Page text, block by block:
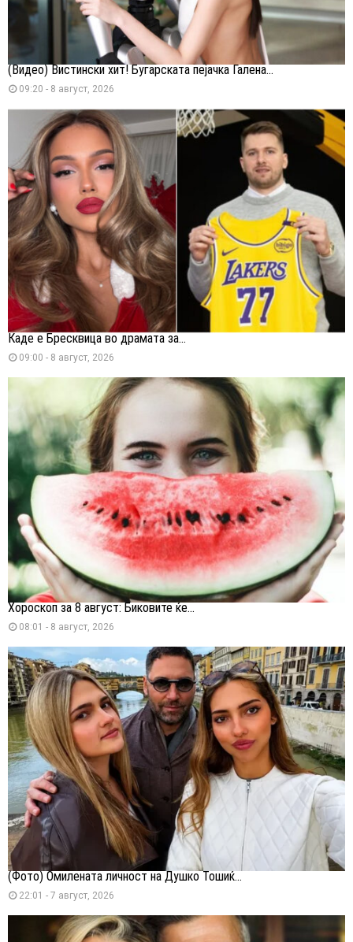
(Видео) Вистински хит! Бугарската пејачка Галена...
09:20 - 8 август, 2026
Каде е Бресквица во драмата за...
09:00 - 8 август, 2026
Хороскоп за 8 август: Биковите ќе...
08:01 - 8 август, 2026
(Фото) Омилената личност на Душко Тошиќ...
22:01 - 7 август, 2026